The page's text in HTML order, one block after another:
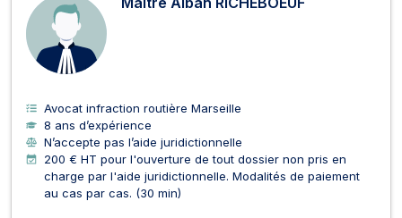
Avocat infraction routière Marseille
8 ans d’expérience
N’accepte pas l’aide juridictionnelle
200 € HT pour l'ouverture de tout dossier non pris en
charge par l'aide juridictionnelle. Modalités de paiement
au cas par cas. (30 min)